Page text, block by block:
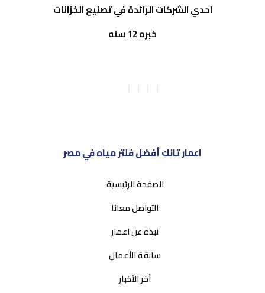
احدي الشركات الرائدة في تصنيع الخزانات
خبره 12 سنه
اعمار تانك أفضل فلتر مياه في مصر
الصفحة الرئيسية
التواصل معانا
نبذة عن اعمار
سابقة الأعمال
أخر الأخبار